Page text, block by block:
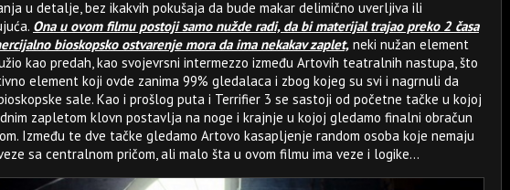
u detalje, bez ikakvih pokušaja da bude makar delimično uverljiva ili
Ona u ovom filmu postoji samo nužde radi, da bi materijal trajao preko 2 časa
bioskopsko ostvarenje mora da ima nekakav zaplet, neki nužan element
kao predah, kao svojevrsni intermezzo između Artovih teatralnih nastupa, što
element koji ovde zanima 99% gledalaca i zbog kojeg su svi i nagrnuli da
sale. Kao i prošlog puta i Terrifier 3 se sastoji od početne tačke u kojoj
zapletom klovn postavlja na noge i krajnje u kojoj gledamo finalni obračun
Između te dve tačke gledamo Artovo kasapljenje random osoba koje nemaju
sa centralnom pričom, ali malo šta u ovom filmu ima veze i logike...